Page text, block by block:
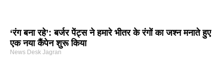
‘रंग बना रहे’: बर्जर पेंट्स ने हमारे भीतर के रंगों का जश्न मनाते हुए
एक नया कैंपेन शुरू किया
News Desk Jagran